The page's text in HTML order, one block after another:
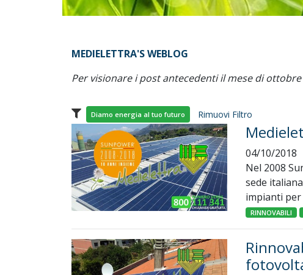
MEDIELETTRA'S WEBLOG
Per visionare i post antecedenti il mese di
Diamo energia al tuo futuro Rimuovi Filtro
04/10/2018
Nel 2008
sede
impianti
RINNOVABILI